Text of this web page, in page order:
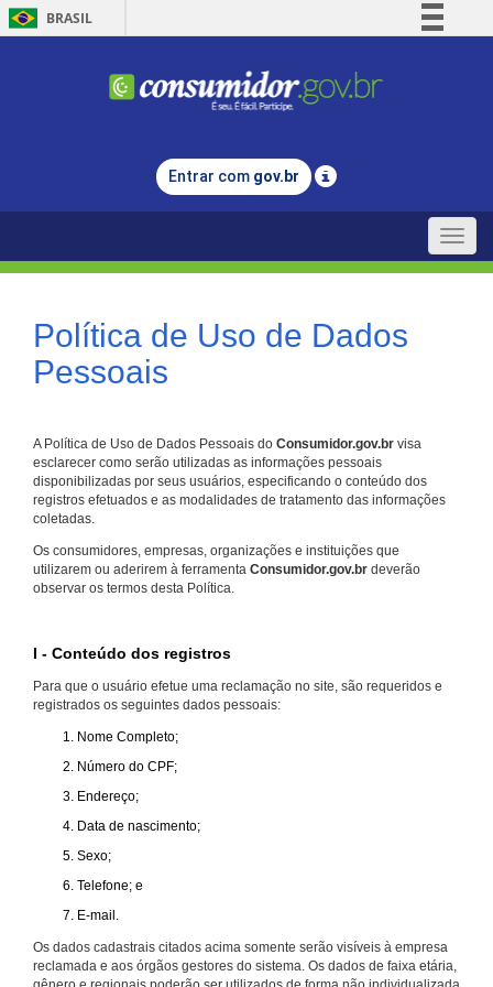
BRASIL
Comunica BR
Legislação
Entrar com gov.br
Toggle
Política de Uso de Dados
Pessoais
A Política de Uso de Dados Pessoais do Consumidor.gov.br visa
esclarecer como serão utilizadas as informações pessoais
disponibilizadas por seus usuários, especificando o conteúdo dos
registros efetuados e as modalidades de tratamento das informações
coletadas.
Os consumidores, empresas, organizações e instituições que
utilizarem ou aderirem à ferramenta Consumidor.gov.br deverão
observar os termos desta Política.
I - Conteúdo dos registros
Para que o usuário efetue uma reclamação no site, são requeridos e
registrados os seguintes dados pessoais:
Nome Completo;
Número do CPF;
Endereço;
Data de nascimento;
Sexo;
Telefone; e
E-mail.
Os dados cadastrais citados acima somente serão visíveis à empresa
reclamada e aos órgãos gestores do sistema. Os dados de faixa etária,